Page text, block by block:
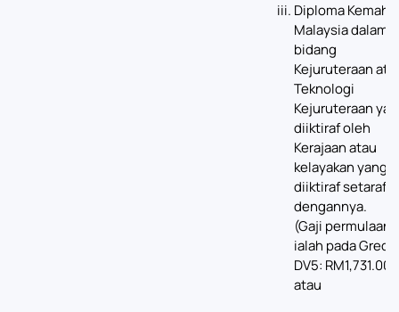
Diploma
Malaysia dalam
bidang
Kejuruteraan
Teknologi
Kejuruteraan
diiktiraf oleh
Kerajaan atau
kelayakan yang
diiktiraf setaraf
dengannya.
(Gaji permulaan
ialah pada Gred
DV5:
atau